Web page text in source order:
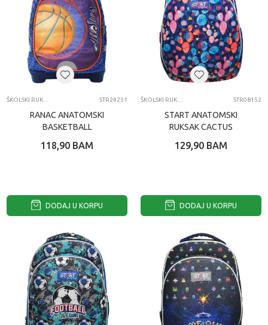
STR24251
RANAC ANATOMSKI
BASKETBALL
118,90 BAM
DODAJ U KORPU
STR08152
START ANATOMSKI
RUKSAK CACTUS
129,90 BAM
DODAJ U KORPU